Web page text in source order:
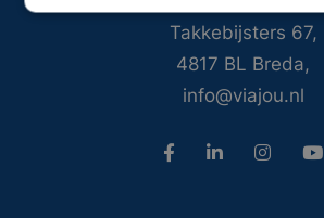
Takkebijsters 67,
4817 BL Breda,
info@viajou.nl